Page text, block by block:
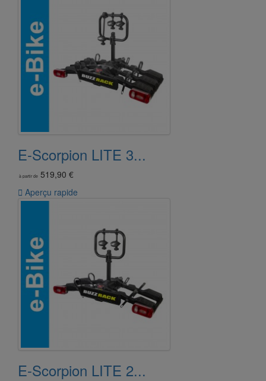
E-Scorpion LITE 3...
à partir de 519,90 €
 Aperçu rapide
E-Scorpion LITE 2...